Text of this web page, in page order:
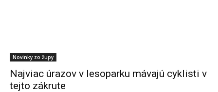
Novinky zo župy
Najviac úrazov v lesoparku mávajú cyklisti v
tejto zákrute